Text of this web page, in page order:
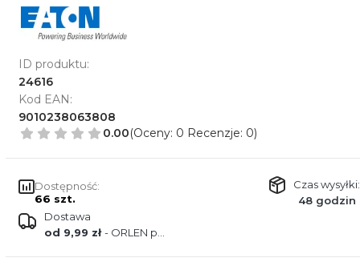
ID produktu:
24616
Kod EAN:
9010238063808
0.00(Oceny: 0 Recenzje: 0)
Dostępność:
66 szt.
Czas wysyłki:
48 godzin
Dostawa
od 9,99 zł- ORLEN paczka